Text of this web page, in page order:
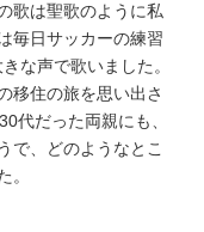
歌は聖歌のように私
毎日サッカーの練習
な声で歌いました。
移住の旅を思い出さ
代だった両親にも、
で、どのようなとこ
。